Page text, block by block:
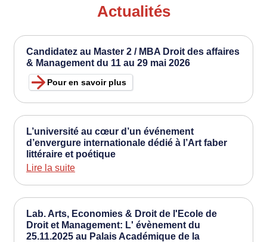
Actualités
Candidatez au Master 2 / MBA Droit des affaires
& Management du 11 au 29 mai 2026
Pour en savoir plus
L’université au cœur d’un événement
d’envergure internationale dédié à l’Art faber
littéraire et poétique
Lire la suite
Lab. Arts, Economies & Droit de l'Ecole de
Droit et Management: L' évènement du
25.11.2025 au Palais Académique de la